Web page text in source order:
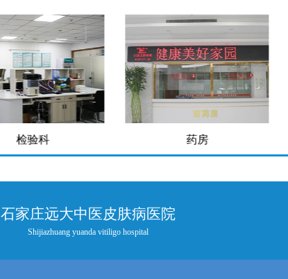
药房 导医台
石家庄远大中医皮肤病医院
Shijiazhuang yuanda vitiligo hospital